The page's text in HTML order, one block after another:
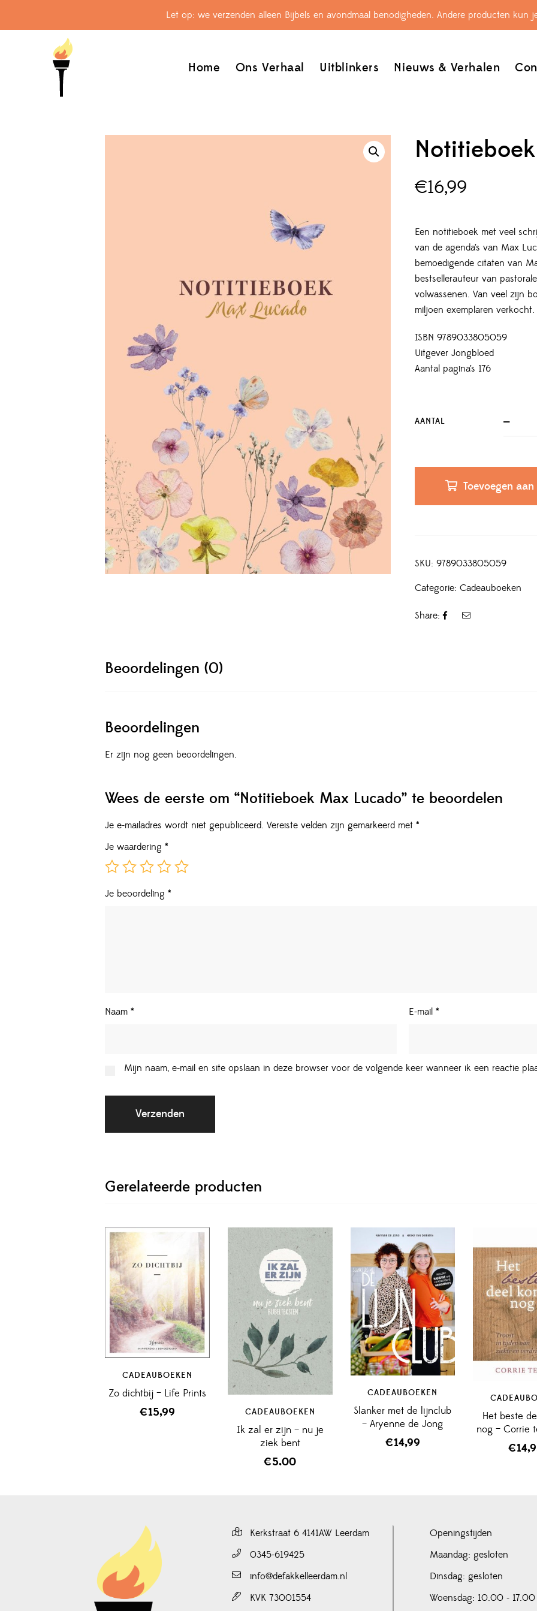
Let op: we verzenden alleen Bijbels en avondmaal benodigheden. Andere producten kun
Home Ons Verhaal Uitblinkers Nieuws & Verhalen
€16,99
Een notitieboek met veel
van de agenda’s van Max
bemoedigende citaten van
bestsellerauteur van
volwassenen. Van veel zijn
miljoen exemplaren verkocht.
ISBN 9789033805059
Uitgever Jongbloed
Aantal pagina’s 176
AANTAL
Toevoegen
SKU: 9789033805059
Categorie: Cadeauboeken
Share:
Beoordelingen (0)
Beoordelingen
Er zijn nog geen beoordelingen.
Wees de eerste om “Notitieboek Max Lucado” te beoordelen
Je e-mailadres wordt niet gepubliceerd. Vereiste velden zijn gemarkeerd met *
Je waardering *
Je beoordeling *
Naam * E-mail *
Mijn naam, e-mail en site opslaan in deze browser voor de volgende keer wanneer ik een reactie
Gerelateerde producten
CADEAUBOEKEN
Zo dichtbij – Life Prints
€15,99 CADEAUBOEKEN
Ik zal er zijn – nu je
ziek bent
€5,00
CADEAUBOEKEN
Slanker met de lijnclub
– Aryenne de Jong
€14,99
Het beste
nog – Corrie
€
Kerkstraat 6 4141AW Leerdam
0345-619425
info@defakkelleerdam.nl
KVK 73001554
Openingstijden
Maandag: gesloten
Dinsdag: gesloten
Woensdag: 10.00 - 17.00